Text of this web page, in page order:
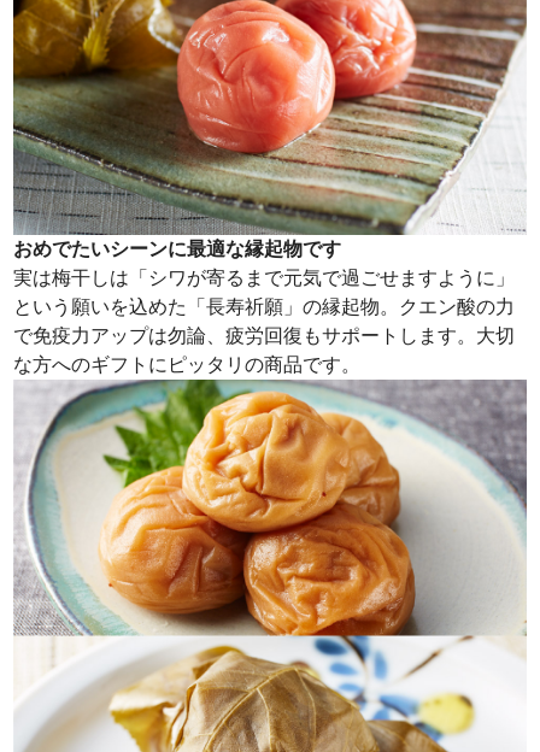
おめでたいシーンに最適な縁起物です
実は梅干しは「シワが寄るまで元気で過ごせますように」
という願いを込めた「長寿祈願」の縁起物。クエン酸の力
で免疫力アップは勿論、疲労回復もサポートします。大切
な方へのギフトにピッタリの商品です。